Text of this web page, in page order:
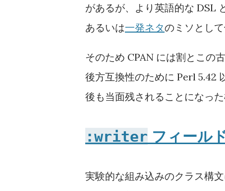
があるが、より英語的な DSL
あるいは一発ネタのミソとし
そのため CPAN には割とこの
後方互換性のために Perl 5.42
後も当面残されることになった
:writer フィール
実験的な組み込みのクラス構